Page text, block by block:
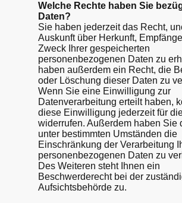
Welche Rechte haben Sie
Daten?
Sie haben jederzeit das Recht,
Auskunft über Herkunft,
Zweck Ihrer gespeicherten
personenbezogenen Daten zu
haben außerdem ein Recht, die
oder Löschung dieser Daten zu
Wenn Sie eine Einwilligung zur
Datenverarbeitung erteilt haben,
diese Einwilligung jederzeit für
widerrufen. Außerdem haben Sie
unter bestimmten Umständen die
Einschränkung der Verarbeitung
personenbezogenen Daten zu
Des Weiteren steht Ihnen ein
Beschwerderecht bei der
Aufsichtsbehörde zu.